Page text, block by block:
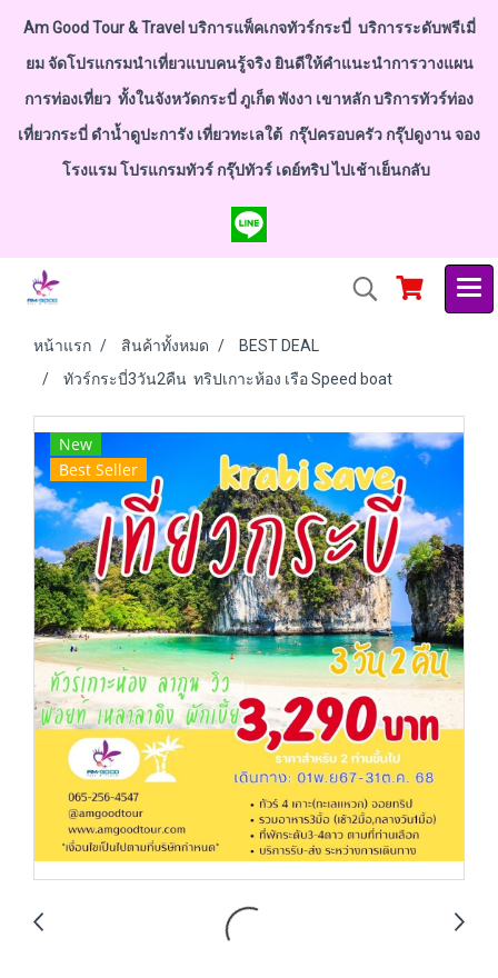
Am Good Tour & Travel บริการแพ็คเกจทัวร์กระบี่ บริการระดับพรีเมี่
ยม จัดโปรแกรมนำเที่ยวแบบคนรู้จริง ยินดีให้คำแนะนำการวางแผน
การท่องเที่ยว ทั้งในจังหวัดกระบี่ ภูเก็ต พังงา เขาหลัก บริการทัวร์ท่อง
เที่ยวกระบี่ ดำน้ำดูปะการัง เที่ยวทะเลใต้ กรุ๊ปครอบครัว กรุ๊ปดูงาน จอง
โรงแรม โปรแกรมทัวร์ กรุ๊ปทัวร์ เดย์ทริป ไปเช้าเย็นกลับ
หน้าแรก สินค้าทั้งหมด
BEST DEAL
ทัวร์กระบี่3วัน2คืน ทริปเกาะห้อง เรือ Speed boat
New
Best Seller